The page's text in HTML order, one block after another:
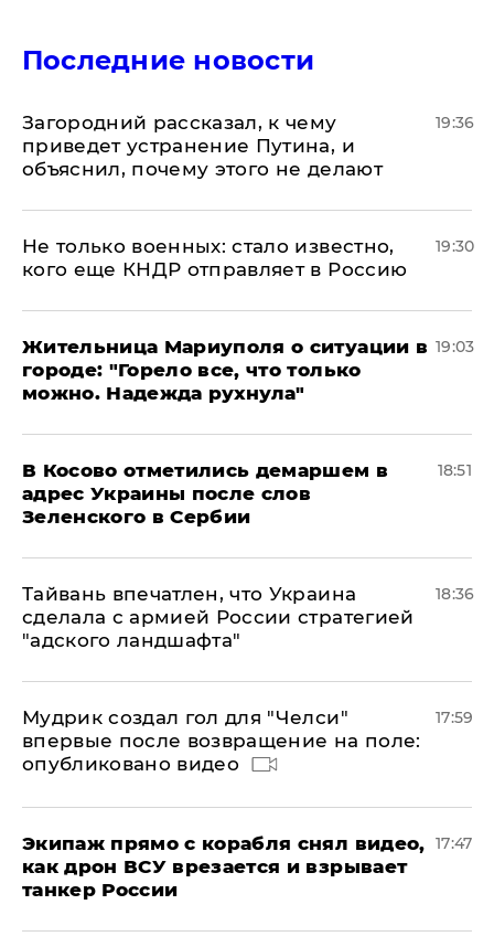
Последние новости
Загородний рассказал, к чему
приведет устранение Путина, и
объяснил, почему этого не делают
19:36
Не только военных: стало известно,
кого еще КНДР отправляет в Россию
19:30
Жительница Мариуполя о ситуации в
городе: "Горело все, что только
можно. Надежда рухнула"
19:03
В Косово отметились демаршем в
адрес Украины после слов
Зеленского в Сербии
18:51
Тайвань впечатлен, что Украина
сделала с армией России стратегией
"адского ландшафта"
18:36
Мудрик создал гол для "Челси"
впервые после возвращение на поле:
опубликовано видео
17:59
Экипаж прямо с корабля снял видео,
как дрон ВСУ врезается и взрывает
танкер России
17:47